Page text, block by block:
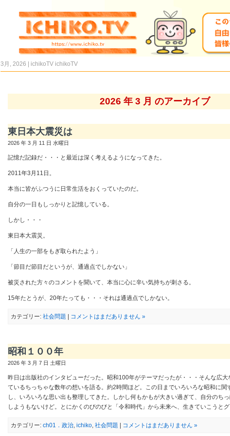
3月, 2026 | ichikoTV ichikoTV
2026 年 3 月 のアーカイブ
東日本大震災は
2026 年 3 月 11 日 水曜日
記憶だ記録だ・・・と最近は深く考えるようになってきた。
2011年3月11日。
本当に皆がふつうに日常生活をおくっていたのだ。
自分の一日もしっかりと記憶している。
しかし・・・
東日本大震災。
「人生の一部をもぎ取られたよう」
「節目だ節目だというが、通過点でしかない」
被災された方々のコメントを聞いて、本当に心に辛い気持ちが刺さる。
15年たとうが、20年たっても・・・それは通過点でしかない。
カテゴリー: 社会問題 コメントはまだありません »
昭和１００年
2026 年 3 月 7 日 土曜日
昨日は出版社のインタビューだった。昭和100年がテーマだったが・・・そんな広大
ているちっちゃな数年の想いを語る。約2時間ほど。この日までいろいろな昭和に関
し、いろいろな思い出も整理してきた。しかし何もかもが大きい過ぎて、自分のちっ
しようもないけど。とにかくのびのびと「令和時代」から未来へ、生きていこうとグ
カテゴリー: ch01．政治, ichiko, 社会問題 コメントはまだありません »